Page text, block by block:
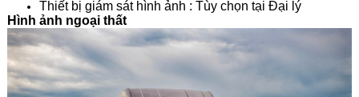
Thiết bị giám sát hình ảnh : Tùy chọn tại Đại lý
Hình ảnh ngoại thất